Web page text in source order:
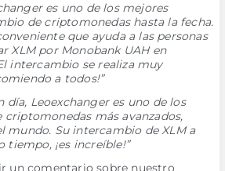
es uno de los mejores
de criptomonedas hasta la fecha.
que ayuda a las personas
XLM por Monobank UAH en
intercambio se realiza muy
a todos!”
día, Leoexchanger es uno de los
más avanzados,
mundo. Su intercambio de XLM a
tiempo, ¡es increíble!”
un comentario sobre nuestro